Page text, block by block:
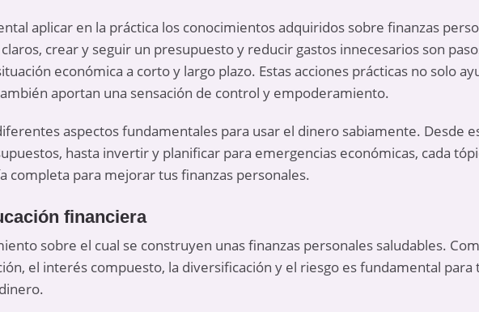
aplicar en la práctica los conocimientos adquiridos sobre finanzas
crear y seguir un presupuesto y reducir gastos innecesarios son
económica a corto y largo plazo. Estas acciones prácticas no solo
aportan una sensación de control y empoderamiento.
aspectos fundamentales para usar el dinero sabiamente. Desde
hasta invertir y planificar para emergencias económicas, cada
completa para mejorar tus finanzas personales.
financiera
sobre el cual se construyen unas finanzas personales saludables.
el interés compuesto, la diversificación y el riesgo es fundamental para